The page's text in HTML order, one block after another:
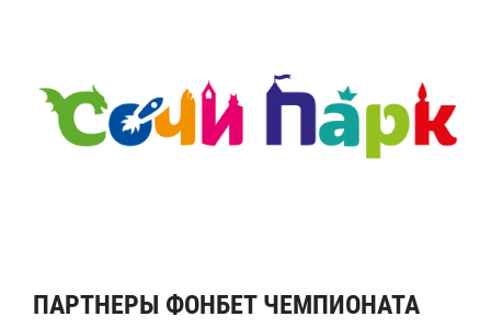
ПАРТНЕРЫ ФОНБЕТ ЧЕМПИОНАТА